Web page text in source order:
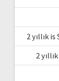
2 yıllık
2